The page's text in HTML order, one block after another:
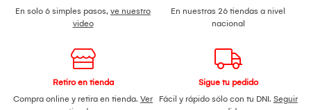
En solo 6 simples pasos, ve nuestro
video
En nuestras 26 tiendas a nivel
nacional
Retiro en tienda
Compra online y retira en tienda. Ver
Sigue tu pedido
Fácil y rápido sólo con tu DNI. Seguir